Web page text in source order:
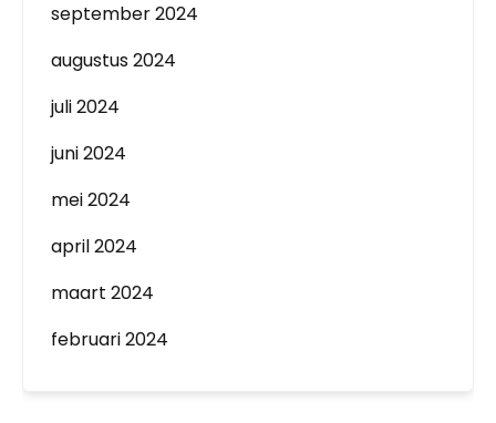
september 2024
augustus 2024
juli 2024
juni 2024
mei 2024
april 2024
maart 2024
februari 2024